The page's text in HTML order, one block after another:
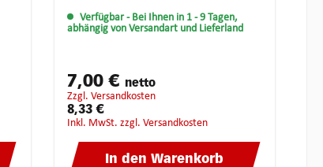
Verfügbar - Bei Ihnen in 1 - 9 Tagen,
abhängig von Versandart und Lieferland
7,00 € netto
zzgl. Versandkosten
8,33 €
inkl. MwSt. zzgl. Versandkosten
In den Warenkorb